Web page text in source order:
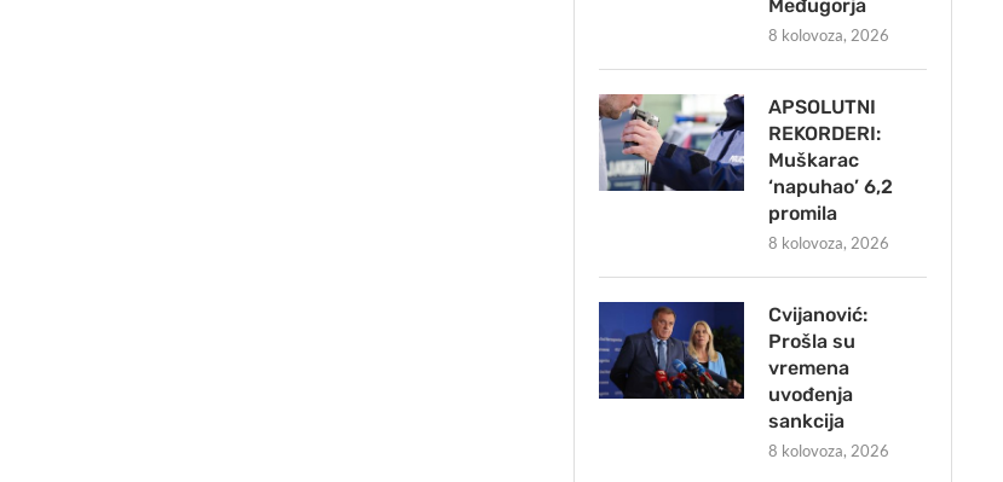
Međugorja
8 kolovoza, 2026
APSOLUTNI
REKORDERI:
Muškarac
‘napuhao’ 6,2
promila
8 kolovoza, 2026
Cvijanović:
Prošla su
vremena
uvođenja
sankcija
8 kolovoza, 2026